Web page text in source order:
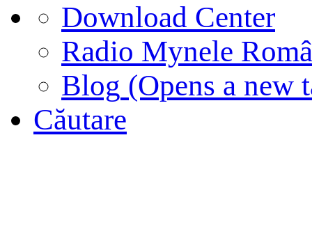
Download Center
Radio Mynele
Blog (Opens a new
Căutare